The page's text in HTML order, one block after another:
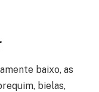
baixo, as
bielas,